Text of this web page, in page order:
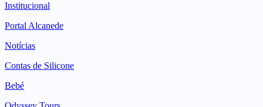
Institucional
Portal Alcanede
Notícias
Contas de Silicone
Bebé